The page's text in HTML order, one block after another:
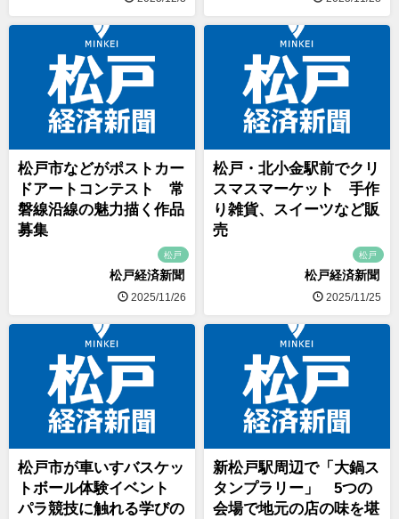
松戸市などがポストカー
ドアートコンテスト 常
磐線沿線の魅力描く作品
募集
松戸
松戸経済新聞
2025/11/26
松戸・北小金駅前でクリ
スマスマーケット 手作
り雑貨、スイーツなど販
売
松戸
松戸経済新聞
2025/11/25
松戸市が車いすバスケッ
トボール体験イベント
パラ競技に触れる学びの
新松戸駅周辺で「大鍋ス
タンプラリー」 5つの
会場で地元の店の味を堪